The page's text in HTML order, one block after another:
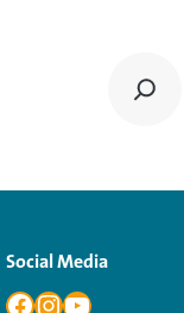
Social Media